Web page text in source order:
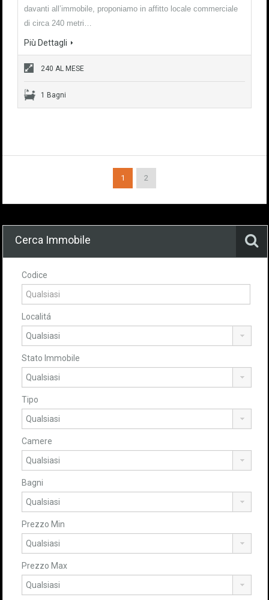
davanti all’immobile, proponiamo in affitto locale commerciale
di circa 240 metri…
Più Dettagli
240 AL MESE
1 Bagni
1 2
Cerca Immobile
Codice
Localitá
Stato Immobile
Tipo
Camere
Bagni
Prezzo Min
Prezzo Max